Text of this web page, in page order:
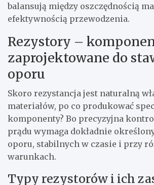
balansują między oszczędnością
efektywnością przewodzenia.
Rezystory –
zaprojektowane do
oporu
Skoro rezystancja jest naturalną
materiałów, po co produkować
komponenty? Bo precyzyjna
prądu wymaga dokładnie
oporu, stabilnych w czasie i przy
warunkach.
Typy rezystorów i ich